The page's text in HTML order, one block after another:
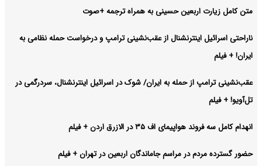
متن کامل زیارت اربعین حسینی به همراه ترجمه +صوت
ناراحتی اسرائیل اینترنشنال از عقب‌نشینی ترامپ و درخواست حمله نظامی به
ایران! + فیلم
عقب‌نشینی ترامپ از حمله به ایران/ شوک در اسرائیل اینترنشنال، سردرگمی در
تل‌آویو! + فیلم
انهدام کامل سه فروند هواپیمای اف ۳۵ در الازرق اردن + فیلم
حضور گسترده مردم در مراسم جاماندگان اربعین در تهران + فیلم